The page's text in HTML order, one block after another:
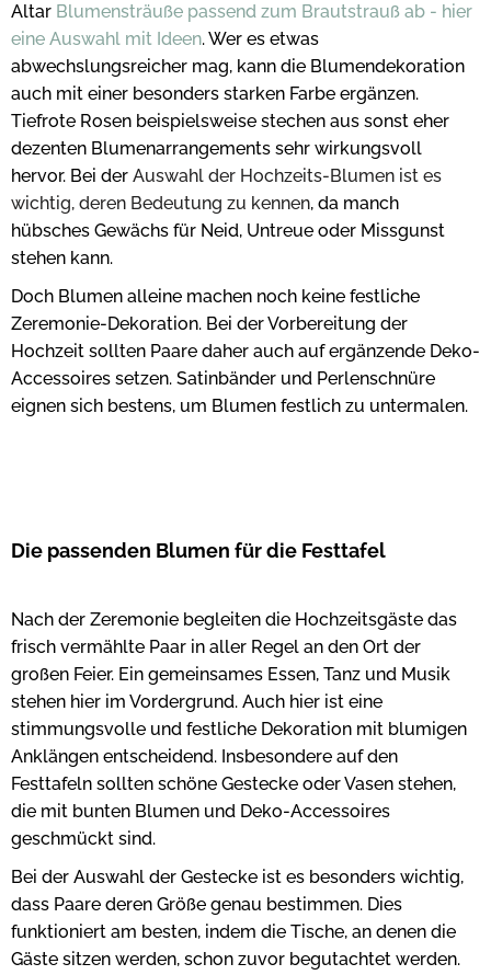
Altar Blumensträuße passend zum Brautstrauß ab - hier
eine Auswahl mit Ideen. Wer es etwas
abwechslungsreicher mag, kann die Blumendekoration
auch mit einer besonders starken Farbe ergänzen.
Tiefrote Rosen beispielsweise stechen aus sonst eher
dezenten Blumenarrangements sehr wirkungsvoll
hervor. Bei der Auswahl der Hochzeits-Blumen ist es
wichtig, deren Bedeutung zu kennen, da manch
hübsches Gewächs für Neid, Untreue oder Missgunst
stehen kann.
Doch Blumen alleine machen noch keine festliche
Zeremonie-Dekoration. Bei der Vorbereitung der
Hochzeit sollten Paare daher auch auf ergänzende Deko-
Accessoires setzen. Satinbänder und Perlenschnüre
eignen sich bestens, um Blumen festlich zu untermalen.
Die passenden Blumen für die Festtafel
Nach der Zeremonie begleiten die Hochzeitsgäste das
frisch vermählte Paar in aller Regel an den Ort der
großen Feier. Ein gemeinsames Essen, Tanz und Musik
stehen hier im Vordergrund. Auch hier ist eine
stimmungsvolle und festliche Dekoration mit blumigen
Anklängen entscheidend. Insbesondere auf den
Festtafeln sollten schöne Gestecke oder Vasen stehen,
die mit bunten Blumen und Deko-Accessoires
geschmückt sind.
Bei der Auswahl der Gestecke ist es besonders wichtig,
dass Paare deren Größe genau bestimmen. Dies
funktioniert am besten, indem die Tische, an denen die
Gäste sitzen werden, schon zuvor begutachtet werden.